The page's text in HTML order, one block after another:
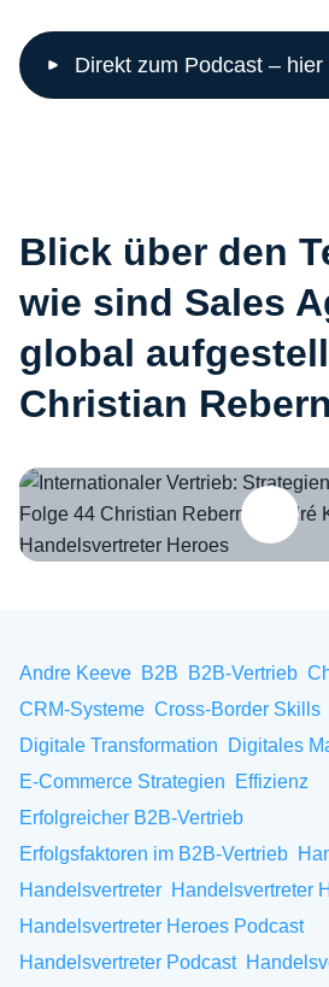
Direkt zum Podcast – hier
Blick über den
wie sind Sales
global
Christian
Andre Keeve B2B B2B-Vertrieb
CRM-Systeme Cross-Border Skills
Digitale Transformation
Digitales
E-Commerce Strategien
Effizienz
Erfolgreicher B2B-Vertrieb
Erfolgsfaktoren im B2B-Vertrieb
Handelsvertreter Handelsvertreter
Handelsvertreter Heroes Podcast
Handelsvertreter Podcast